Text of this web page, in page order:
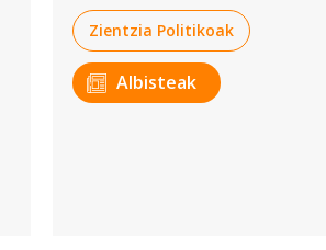
Zientzia Politikoak
Albisteak